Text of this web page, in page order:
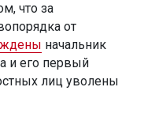
что за
от
начальник
и его первый
лиц уволены